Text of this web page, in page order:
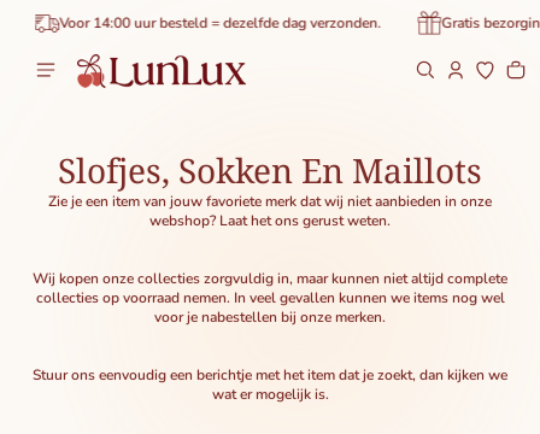
inhoud
14:00 uur besteld = dezelfde dag verzonden. Gratis bezorging vanaf
0
Slofjes, Sokken En Maillots
Zie je een item van jouw favoriete merk dat wij niet aanbieden in onze
webshop? Laat het ons gerust weten.
Wij kopen onze collecties zorgvuldig in, maar kunnen niet altijd complete
collecties op voorraad nemen. In veel gevallen kunnen we items nog wel
voor je nabestellen bij onze merken.
Stuur ons eenvoudig een berichtje met het item dat je zoekt, dan kijken we
wat er mogelijk is.